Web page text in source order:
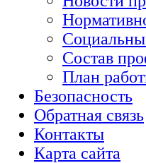
Состав
План
Безопасность
Обратная связь
Контакты
Карта сайта